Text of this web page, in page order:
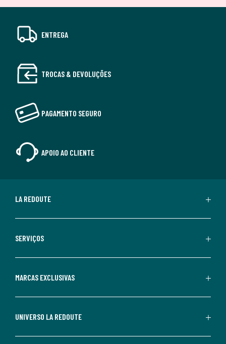
ENTREGA
TROCAS & DEVOLUÇÕES
PAGAMENTO SEGURO
APOIO AO CLIENTE
LA REDOUTE
SERVIÇOS
MARCAS EXCLUSIVAS
UNIVERSO LA REDOUTE